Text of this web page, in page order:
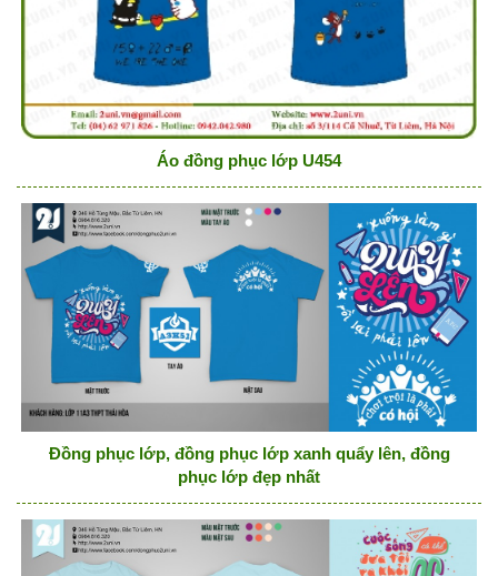
Áo đồng phục lớp U454
Đồng phục lớp, đồng phục lớp xanh quẩy lên, đồng
phục lớp đẹp nhất